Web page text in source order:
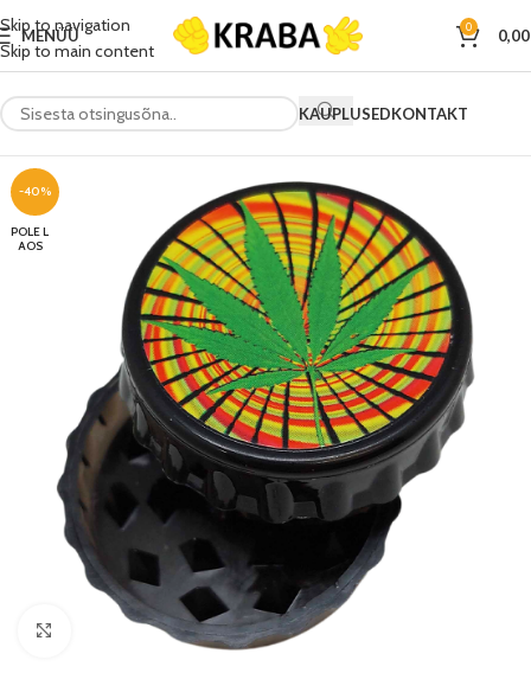
Skip to navigation
Skip to main content
MENÜÜ 0
KAUPLUSEDKONTAKT
-40%
POLE L
AOS